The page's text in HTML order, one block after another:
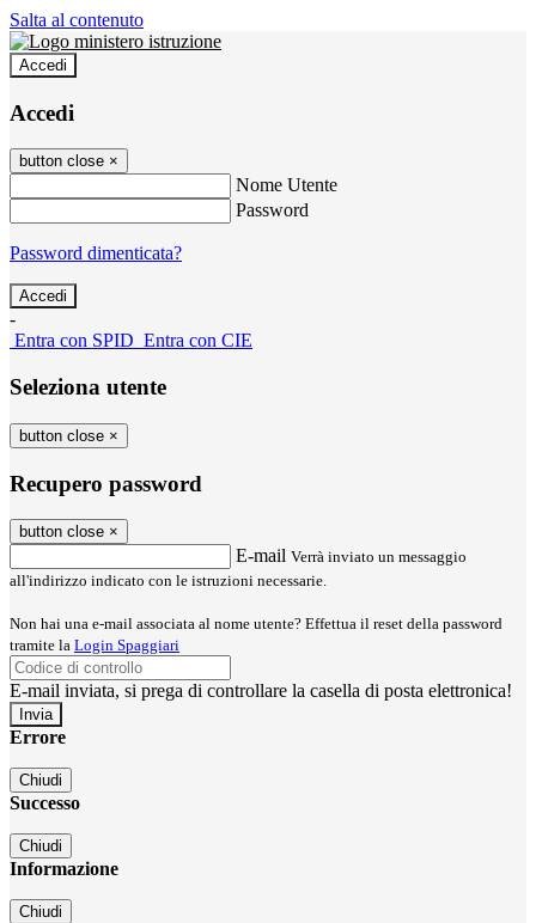
Salta al contenuto
Accedi
Accedi
button close ×
Nome Utente
Password
Password dimenticata?
-
Entra con SPID Entra con CIE
Seleziona utente
button close ×
Recupero password
button close ×
E-mail Verrà inviato un messaggio
all'indirizzo indicato con le istruzioni necessarie.
Non hai una e-mail associata al nome utente? Effettua il reset della password
tramite la Login Spaggiari
E-mail inviata, si prega di controllare la casella di posta elettronica!
Errore
Chiudi
Successo
Chiudi
Informazione
Chiudi